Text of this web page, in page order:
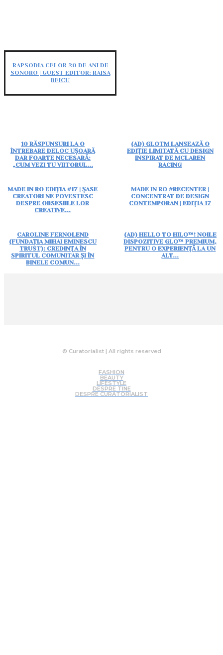
RAPSODIA CELOR 20 DE ANI DE
SONORO | GUEST EDITOR: RAISA
BEICU
10 RĂSPUNSURI LA O
ÎNTREBARE DELOC UȘOARĂ
DAR FOARTE NECESARĂ:
„CUM VEZI TU VIITORUL...
(AD) GLOTM LANSEAZĂ O
EDIȚIE LIMITATĂ CU DESIGN
INSPIRAT DE MCLAREN
RACING
MADE IN RO EDIȚIA #17 | ȘASE
CREATORI NE POVESTESC
DESPRE OBSESIILE LOR
CREATIVE...
MADE IN RO #RECENTER |
CONCENTRAT DE DESIGN
CONTEMPORAN | EDIȚIA 17
CAROLINE FERNOLEND
(FUNDAȚIA MIHAI EMINESCU
TRUST): CREDINȚA ÎN
SPIRITUL COMUNITAR ȘI ÎN
BINELE COMUN...
(AD) HELLO TO HILO™! NOILE
DISPOZITIVE GLO™ PREMIUM,
PENTRU O EXPERIENȚĂ LA UN
ALT...
© Curatorialist | All rights reserved
FASHION
BEAUTY
LIFESTYLE
DESPRE TINE
DESPRE CURATORIALIST